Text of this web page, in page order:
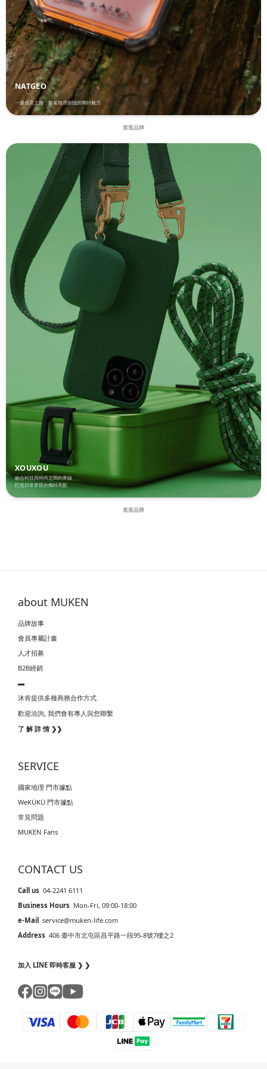
NATGEO
一趟感官之旅，探索地理探險的獨特魅力
逛逛品牌
XOUXOU
融合科技與時尚之間的界線
打造日常穿搭的獨特亮點
逛逛品牌
about MUKEN
品牌故事
會員專屬計畫
人才招募
B2B經銷
▬
沐肯提供多種商務合作方式
歡迎洽詢, 我們會有專人與您聯繫
了 解 詳 情 ❯❯
SERVICE
國家地理 門市據點
WeKÜKÜ 門市據點
常見問題
MUKEN Fans
CONTACT US
Call us 04-2241 6111
Business Hours Mon-Fri, 09:00-18:00
e-Mail service@muken-life.com
Address 406 臺中市北屯區昌平路一段95-8號7樓之2
加入 LINE 即時客服 ❯ ❯